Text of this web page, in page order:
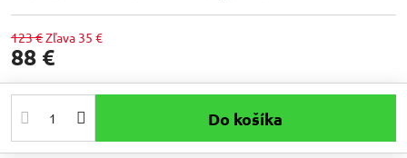
123 €Zľava 35 €
88 €
Do košíka